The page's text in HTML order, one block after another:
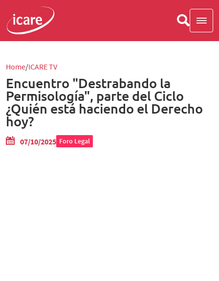
Home ICARE TV
Encuentro "Destrabando la
Permisología", parte del Ciclo
¿Quién está haciendo el Derecho
hoy?
07/10/2025 Foro Legal